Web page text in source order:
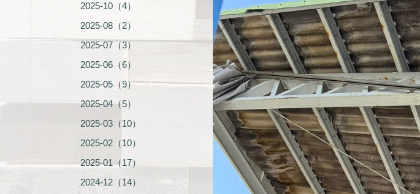
2025-10（4）
2025-08（2）
2025-07（3）
2025-06（6）
2025-05（9）
2025-04（5）
2025-03（10）
2025-02（10）
2025-01（17）
2024-12（14）